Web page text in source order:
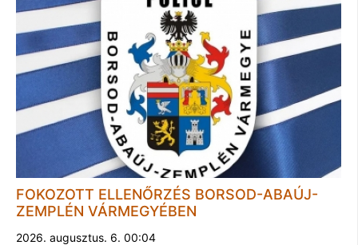
FOKOZOTT ELLENŐRZÉS BORSOD-ABAÚJ-
ZEMPLÉN VÁRMEGYÉBEN
2026. augusztus. 6. 00:04